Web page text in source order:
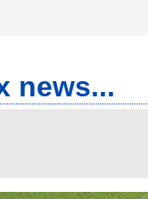
news...